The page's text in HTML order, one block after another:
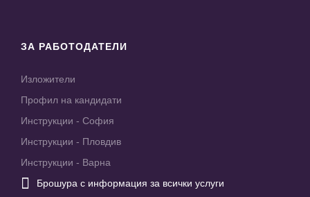
ЗА РАБОТОДАТЕЛИ
Изложители
Профил на кандидати
Инструкции - София
Инструкции - Пловдив
Инструкции - Варна
 Брошура с информация за всички услуги